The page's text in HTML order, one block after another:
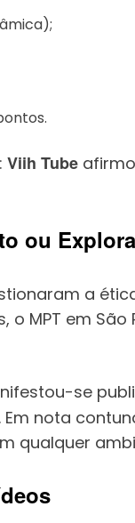
Viih Tube
ou
a
MPT em
se
. Em nota
qualquer